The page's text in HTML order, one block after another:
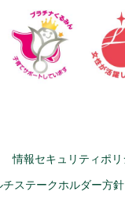
情報セキュリティポ
チステークホルダー方針